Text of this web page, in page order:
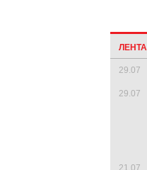
29.07
29.07
21.07